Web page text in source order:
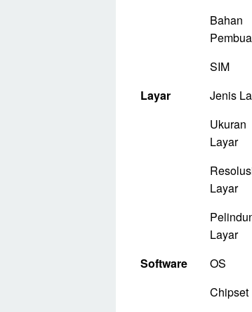
Bahan
SIM
Layar
Jenis
Ukuran
Layar
Layar
Layar
Software OS
Chipset